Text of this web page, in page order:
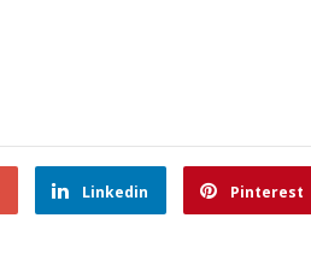
Linkedin Pinterest